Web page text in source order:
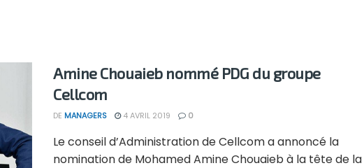
Amine Chouaieb nommé PDG du groupe
Cellcom
DE MANAGERS 4 AVRIL 2019 0
Le conseil d’Administration de Cellcom a annoncé la
nomination de Mohamed Amine Chouaieb à la tête de la